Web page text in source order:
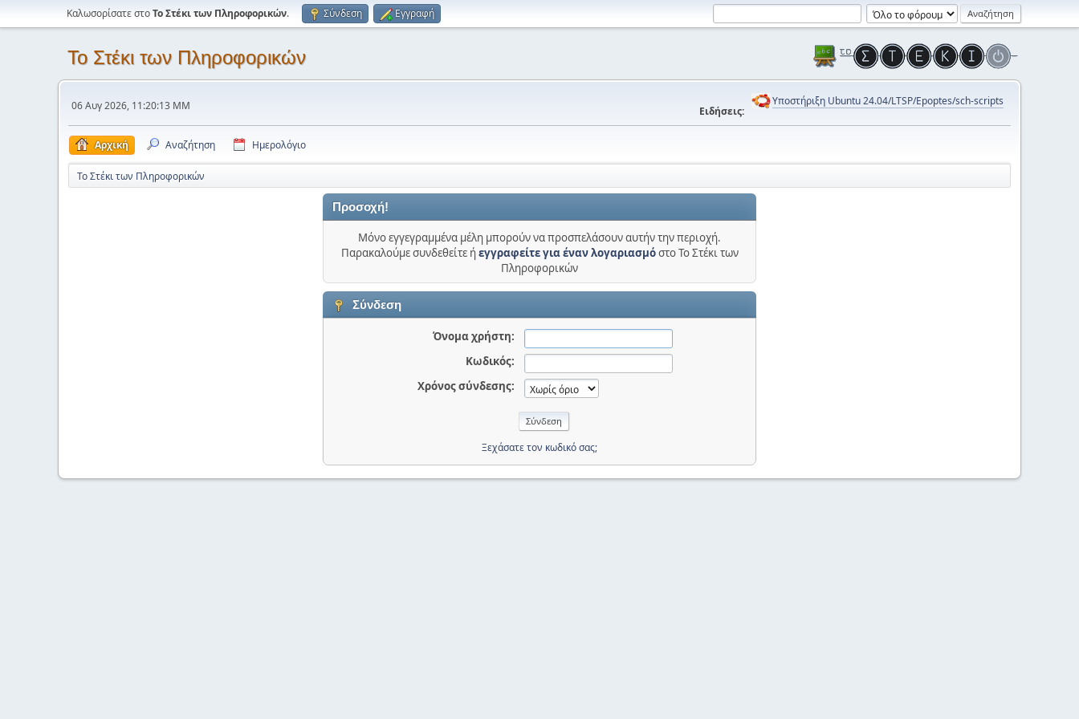
Καλωσορίσατε στοΤο Στέκι των Πληροφορικών. Σύνδεση Εγγραφή
Το Στέκι των Πληροφορικών
06 Αυγ 2026, 11:20:13 ΜΜ Ειδήσεις:
Υποστήριξη Ubuntu 24.04/LTSP/Epoptes/sch-scripts
Αρχική Αναζήτηση Ημερολόγιο
Το Στέκι των Πληροφορικών
Προσοχή!
Μόνο εγγεγραμμένα μέλη μπορούν να προσπελάσουν αυτήν την περιοχή.
Παρακαλούμε συνδεθείτε ήεγγραφείτε για έναν λογαριασμόστο Το Στέκι των
Πληροφορικών
Σύνδεση
Όνομα χρήστη:
Κωδικός:
Χρόνος σύνδεσης:
Ξεχάσατε τον κωδικό σας;